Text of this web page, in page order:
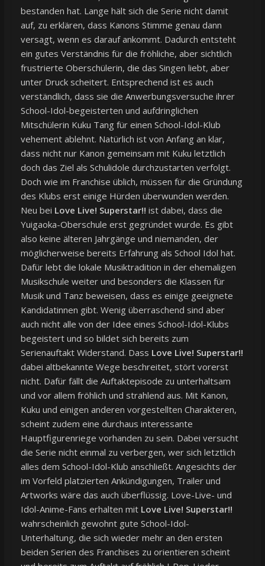
bestanden hat. Lange hält sich die Serie nicht damit
auf, zu erklären, dass Kanons Stimme genau dann
versagt, wenn es darauf ankommt. Dadurch entsteht
ein gutes Verständnis für die fröhliche, aber sichtlich
frustrierte Oberschülerin, die das Singen liebt, aber
unter Druck scheitert. Entsprechend ist es auch
verständlich, dass sie die Anwerbungsversuche ihrer
School-Idol-begeisterten und aufdringlichen
Mitschülerin Kuku Tang für einen School-Idol-Klub
vehement ablehnt. Natürlich ist von Anfang an klar,
dass nicht nur Kanon gemeinsam mit Kuku letztlich
doch das Ziel als Schulidole durchzustarten verfolgt.
Doch wie im Franchise üblich, müssen für die Gründung
des Klubs erst einige Hürden überwunden werden.
Neu bei Love Live! Superstar!! ist dabei, dass die
Yuigaoka-Oberschule erst gegründet wurde. Es gibt
also keine älteren Jahrgänge und niemanden, der
möglicherweise bereits Erfahrung als School Idol hat.
Dafür lebt die lokale Musiktradition in der ehemaligen
Musikschule weiter und besonders die Klassen für
Musik und Tanz beweisen, dass es einige geeignete
Kandidatinnen gibt. Wenig überraschend sind aber
auch nicht alle von der Idee eines School-Idol-Klubs
begeistert und so bildet sich bereits zum
Serienauftakt Widerstand. Dass Love Live! Superstar!!
dabei altbekannte Wege beschreitet, stört vorerst
nicht. Dafür fällt die Auftaktepisode zu unterhaltsam
und vor allem fröhlich und strahlend aus. Mit Kanon,
Kuku und einigen anderen vorgestellten Charakteren,
scheint zudem eine durchaus interessante
Hauptfigurenriege vorhanden zu sein. Dabei versucht
die Serie nicht einmal zu verbergen, wer sich letztlich
alles dem School-Idol-Klub anschließt. Angesichts der
im Vorfeld platzierten Ankündigungen, Trailer und
Artworks wäre das auch überflüssig. Love-Live- und
Idol-Anime-Fans erhalten mit Love Live! Superstar!!
wahrscheinlich gewohnt gute School-Idol-
Unterhaltung, die sich wieder mehr an den ersten
beiden Serien des Franchises zu orientieren scheint